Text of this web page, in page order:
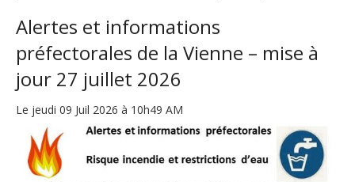
Alertes et informations
préfectorales de la Vienne – mise à
jour 27 juillet 2026
Le jeudi 09 Juil 2026 à 10h49 AM